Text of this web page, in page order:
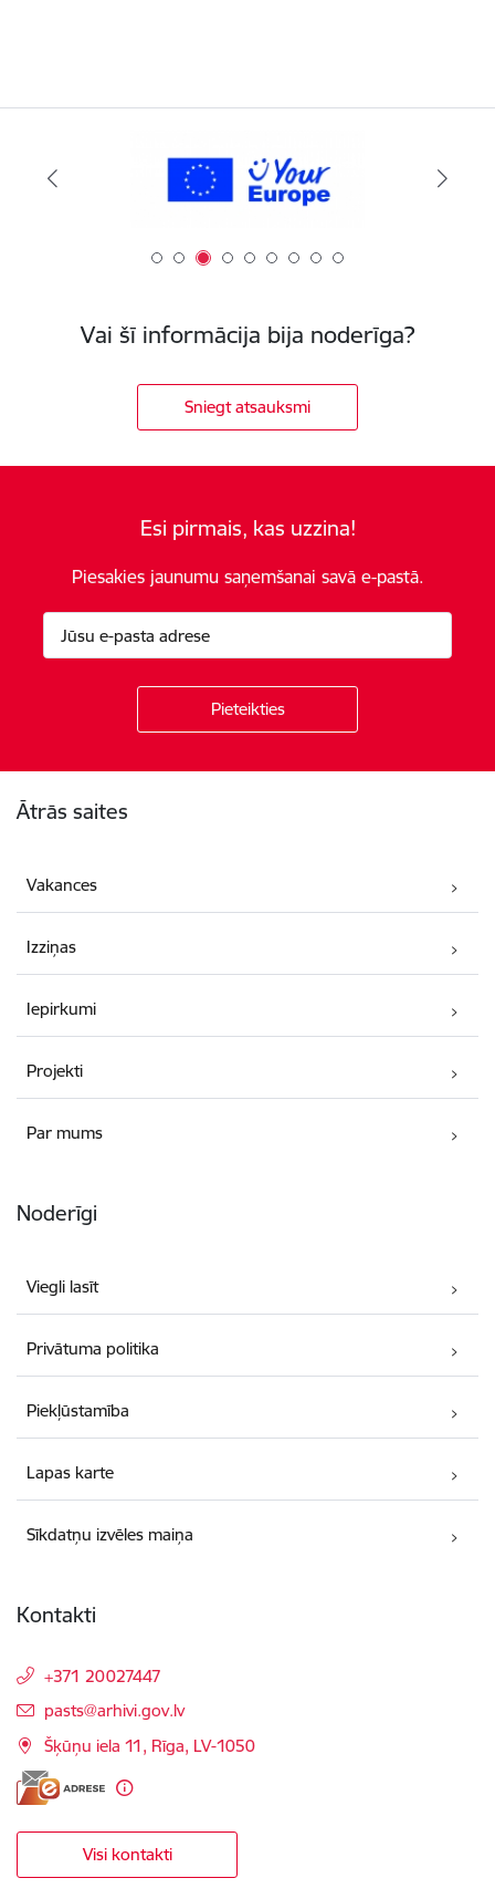
Vai šī informācija bija noderīga?
Sniegt atsauksmi
Esi pirmais, kas uzzina!
Piesakies jaunumu saņemšanai savā e-pastā.
Ātrās saites
Vakances
Izziņas
Iepirkumi
Projekti
Par mums
Noderīgi
Viegli lasīt
Privātuma politika
Piekļūstamība
Lapas karte
Sīkdatņu izvēles maiņa
Kontakti
+371 20027447
E-pasts:
pasts@arhivi.gov.lv
Šķūņu iela 11, Rīga, LV-1050
Visi kontakti